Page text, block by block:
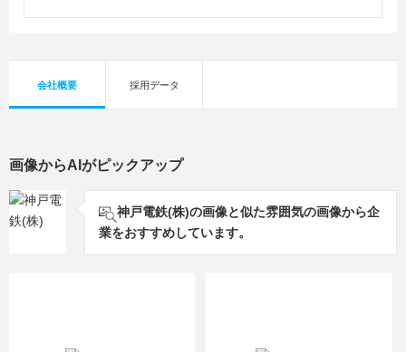
会社概要 採用データ
画像からAIがピックアップ
神戸電鉄(株)の画像と似た雰囲気の画像から企
業をおすすめしています。